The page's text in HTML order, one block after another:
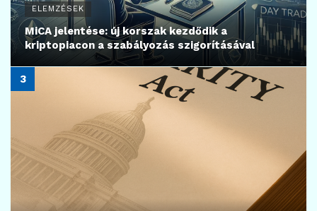
ELEMZÉSEK
MiCA jelentése: új korszak kezdődik a
kriptopiacon a szabályozás szigorításával